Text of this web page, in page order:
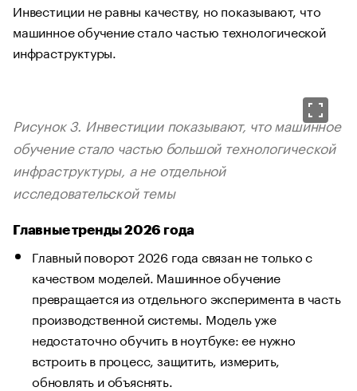
Инвестиции не равны качеству, но показывают, что
машинное обучение стало частью технологической
инфраструктуры.
Рисунок 3. Инвестиции показывают, что машинное
обучение стало частью большой технологической
инфраструктуры, а не отдельной
исследовательской темы
Главные тренды 2026 года
Главный поворот 2026 года связан не только с
качеством моделей. Машинное обучение
превращается из отдельного эксперимента в часть
производственной системы. Модель уже
недостаточно обучить в ноутбуке: ее нужно
встроить в процесс, защитить, измерить,
обновлять и объяснять.